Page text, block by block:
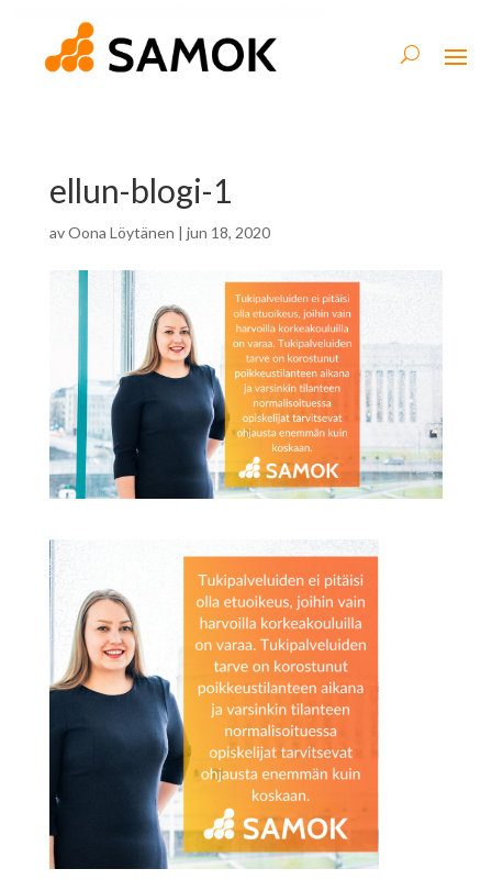
ellun-blogi-1
avOona Löytänen | jun 18, 2020